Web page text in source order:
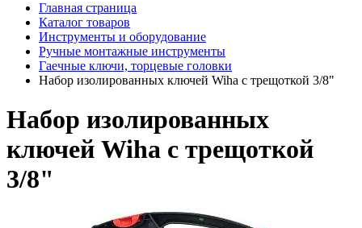
Главная страница
Каталог товаров
Инструменты и оборудование
Ручные монтажные инструменты
Гаечные ключи, торцевые головки
Набор изолированных ключей Wiha с трещоткой 3/8"
Набор изолированных
ключей Wiha с трещоткой
3/8"